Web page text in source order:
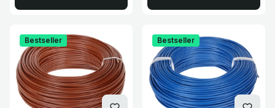
Bestseller Bestseller